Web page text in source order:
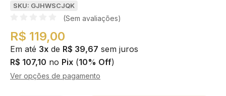
SKU: GJHWSCJQK
(Sem avaliações)
R$ 119,00
Em até 3x de R$ 39,67 sem juros
R$ 107,10 no Pix (10% Off)
Ver opções de pagamento